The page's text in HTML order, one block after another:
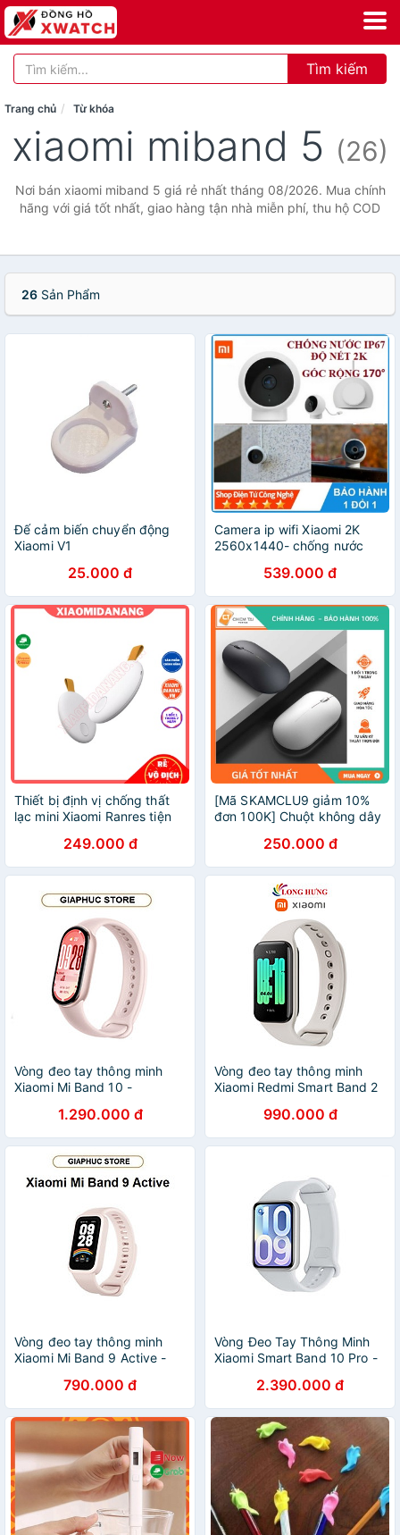
Tìm kiếm
Trang chủ Từ khóa
xiaomi miband 5 (26)
Nơi bán xiaomi miband 5 giá rẻ nhất tháng 08/2026. Mua chính
hãng với giá tốt nhất, giao hàng tận nhà miễn phí, thu hộ COD
26 Sản Phẩm
Đế cảm biến chuyển động
Xiaomi V1
25.000 đ
Camera ip wifi Xiaomi 2K
2560x1440- chống nước
539.000 đ
Thiết bị định vị chống thất
lạc mini Xiaomi Ranres tiện
249.000 đ
[Mã SKAMCLU9 giảm 10%
đơn 100K] Chuột không dây
250.000 đ
Vòng đeo tay thông minh
Xiaomi Mi Band 10 -
1.290.000 đ
Vòng đeo tay thông minh
Xiaomi Redmi Smart Band 2
990.000 đ
Vòng đeo tay thông minh
Xiaomi Mi Band 9 Active -
790.000 đ
Vòng Đeo Tay Thông Minh
Xiaomi Smart Band 10 Pro -
2.390.000 đ